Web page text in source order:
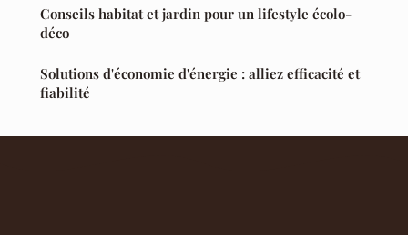
Conseils habitat et jardin pour un lifestyle écolo-
déco
Solutions d'économie d'énergie : alliez efficacité et
fiabilité